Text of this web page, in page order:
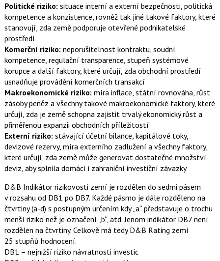
Politické riziko: situace interní a externí bezpečnosti, politická
kompetence a konzistence, rovněž tak jiné takové faktory, které
stanovují, zda země podporuje otevřené podnikatelské
prostředí
Komerční riziko: neporušitelnost kontraktu, soudní
kompetence, regulační transparence, stupeň systémové
korupce a další faktory, které určují, zda obchodní prostředí
usnadňuje provádění komerčních transakcí
Makroekonomické riziko: míra inflace, státní rovnováha, růst
zásoby peněz a všechny takové makroekonomické faktory, které
určují, zda je země schopna zajistit trvalý ekonomický růst a
přiměřenou expanzii obchodních příležitostí
Externí riziko: stávající účetní bilance, kapitálové toky,
devizové rezervy, míra externího zadlužení a všechny faktory,
které určují, zda země může generovat dostatečné množství
deviz, aby splnila domácí i zahraniční investiční závazky
D&B Indikátor rizikovosti zemí je rozdělen do sedmi pásem
v rozsahu od DB1 po DB7. Každé pásmo je dále rozděleno na
čtvrtiny (a-d) s postupným určením kdy „a“ představuje o trochu
menší riziko než je označení „b“, atd. Jenom indikátor DB7 není
rozdělen na čtvrtiny. Celkově má tedy D&B Rating zemí
25 stupňů hodnocení.
DB1 – nejnižší riziko návratnosti investic